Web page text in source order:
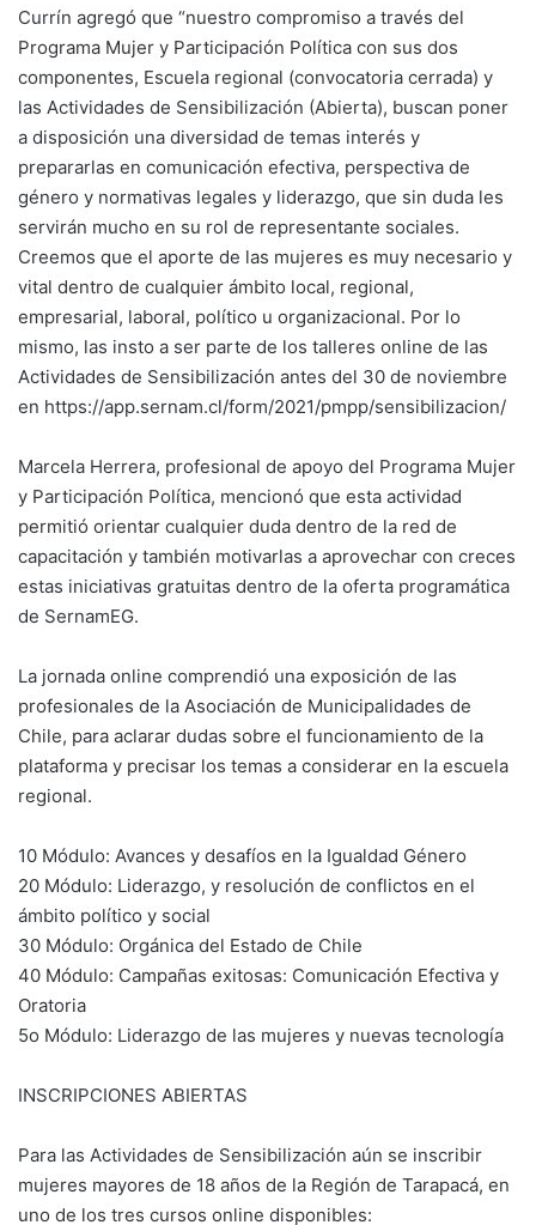
Currín agregó que “nuestro compromiso a través del
Programa Mujer y Participación Política con sus dos
componentes, Escuela regional (convocatoria cerrada) y
las Actividades de Sensibilización (Abierta), buscan poner
a disposición una diversidad de temas interés y
prepararlas en comunicación efectiva, perspectiva de
género y normativas legales y liderazgo, que sin duda les
servirán mucho en su rol de representante sociales.
Creemos que el aporte de las mujeres es muy necesario y
vital dentro de cualquier ámbito local, regional,
empresarial, laboral, político u organizacional. Por lo
mismo, las insto a ser parte de los talleres online de las
Actividades de Sensibilización antes del 30 de noviembre
en https://app.sernam.cl/form/2021/pmpp/sensibilizacion/
Marcela Herrera, profesional de apoyo del Programa Mujer
y Participación Política, mencionó que esta actividad
permitió orientar cualquier duda dentro de la red de
capacitación y también motivarlas a aprovechar con creces
estas iniciativas gratuitas dentro de la oferta programática
de SernamEG.
La jornada online comprendió una exposición de las
profesionales de la Asociación de Municipalidades de
Chile, para aclarar dudas sobre el funcionamiento de la
plataforma y precisar los temas a considerar en la escuela
regional.
10 Módulo: Avances y desafíos en la Igualdad Género
20 Módulo: Liderazgo, y resolución de conflictos en el
ámbito político y social
30 Módulo: Orgánica del Estado de Chile
40 Módulo: Campañas exitosas: Comunicación Efectiva y
Oratoria
5o Módulo: Liderazgo de las mujeres y nuevas tecnología
INSCRIPCIONES ABIERTAS
Para las Actividades de Sensibilización aún se inscribir
mujeres mayores de 18 años de la Región de Tarapacá, en
uno de los tres cursos online disponibles: